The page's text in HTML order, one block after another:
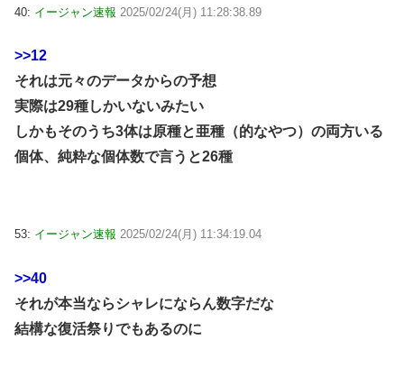
40: イージャン速報 2025/02/24(月) 11:28:38.89
>>12
それは元々のデータからの予想
実際は29種しかいないみたい
しかもそのうち3体は原種と亜種（的なやつ）の両方いる
個体、純粋な個体数で言うと26種
53: イージャン速報 2025/02/24(月) 11:34:19.04
>>40
それが本当ならシャレにならん数字だな
結構な復活祭りでもあるのに